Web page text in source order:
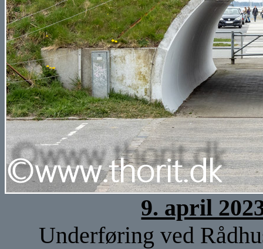
9. april
Underføring ved